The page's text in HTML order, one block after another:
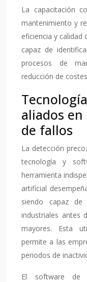
La capacitación
mantenimiento y
eficiencia y calidad
capaz de
procesos de
reducción de
aliados
de fallos
La detección
tecnología y
herramienta
artificial
siendo capaz de
industriales antes
mayores. Esta
permite a las
periodos de
El software de